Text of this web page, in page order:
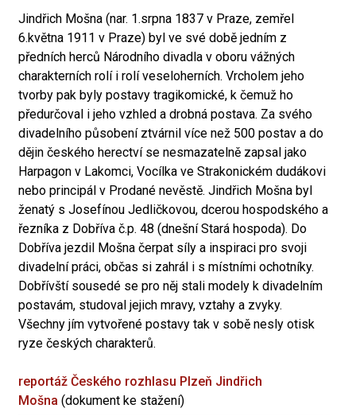
Jindřich Mošna (nar. 1.srpna 1837 v Praze, zemřel
6.května 1911 v Praze) byl ve své době jedním z
předních herců Národního divadla v oboru vážných
charakterních rolí i rolí veseloherních. Vrcholem jeho
tvorby pak byly postavy tragikomické, k čemuž ho
předurčoval i jeho vzhled a drobná postava. Za svého
divadelního působení ztvárnil více než 500 postav a do
dějin českého herectví se nesmazatelně zapsal jako
Harpagon v Lakomci, Vocílka ve Strakonickém dudákovi
nebo principál v Prodané nevěstě. Jindřich Mošna byl
ženatý s Josefínou Jedličkovou, dcerou hospodského a
řezníka z Dobříva č.p. 48 (dnešní Stará hospoda). Do
Dobříva jezdil Mošna čerpat síly a inspiraci pro svoji
divadelní práci, občas si zahrál i s místními ochotníky.
Dobřívští sousedé se pro něj stali modely k divadelním
postavám, studoval jejich mravy, vztahy a zvyky.
Všechny jím vytvořené postavy tak v sobě nesly otisk
ryze českých charakterů.
reportáž Českého rozhlasu Plzeň Jindřich
Mošna (dokument ke stažení)